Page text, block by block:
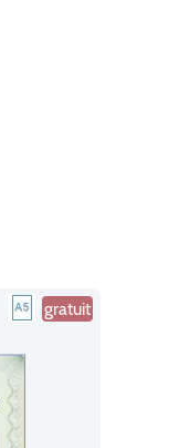
gratuit